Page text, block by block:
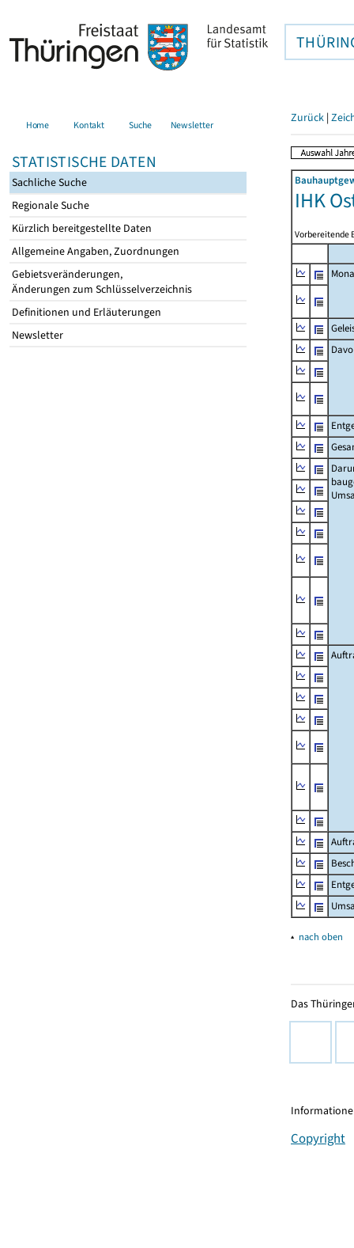
Home Kontakt Suche Newsletter
STATISTISCHE DATEN
Sachliche Suche
Regionale Suche
Kürzlich bereitgestellte Daten
Allgemeine Angaben, Zuordnungen
Gebietsveränderungen,
Änderungen zum Schlüsselverzeichnis
Definitionen und Erläuterungen
Newsletter
Zurück |
IHK
Vorbereitende
▴ nach oben
Das
Copyright